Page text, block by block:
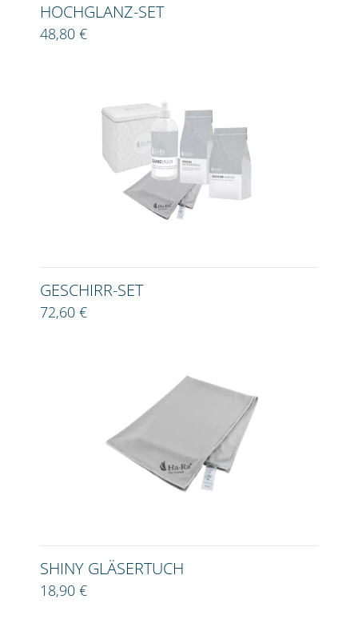
HOCHGLANZ-SET
48,80 €
GESCHIRR-SET
72,60 €
SHINY GLÄSERTUCH
18,90 €